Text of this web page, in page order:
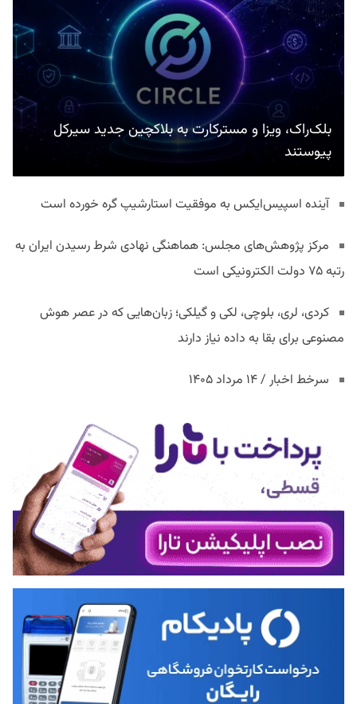
بلک‌راک، ویزا و مسترکارت به بلاکچین جدید سیرکل
پیوستند
آینده اسپیس‌ایکس به موفقیت استارشیپ گره خورده است
مرکز پژوهش‌های مجلس: هماهنگی نهادی شرط رسیدن ایران به
رتبه ۷۵ دولت الکترونیکی است
کردی، لری، بلوچی، لکی و گیلکی؛ زبان‌هایی که در عصر هوش
مصنوعی برای بقا به داده نیاز دارند
سرخط اخبار / ۱۴ مرداد ۱۴۰۵